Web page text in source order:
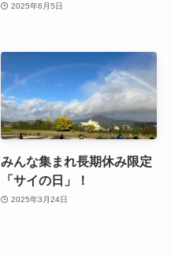
2025年6月5日
みんな集まれ長期休み限定
「サイの日」！
2025年3月24日